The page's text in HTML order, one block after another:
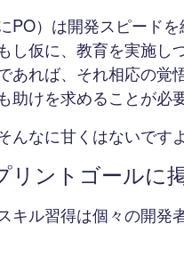
PO）は開発スピード
し仮に、教育を実施し
あれば、それ相応の覚
けを求めることが必
なに甘くはないですよ
リントゴールに
キル習得は個々の開発